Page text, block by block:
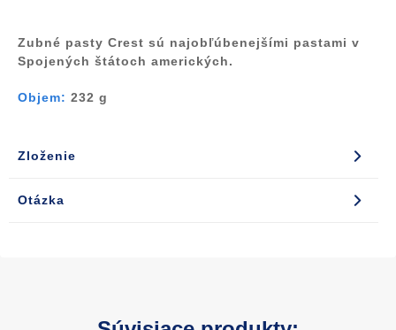
Zubné pasty Crest sú najobľúbenejšími pastami v
Spojených štátoch amerických.
Objem: 232 g
Zloženie
Otázka